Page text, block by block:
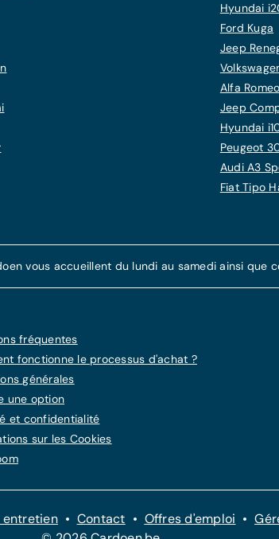
Hyundai
Ford Kuga
Jeep
Alfa
Jeep
Hyundai
Peugeot
Audi A3
Fiat Tipo
vous accueillent du lundi au samedi ainsi que
fréquentes
fonctionne le processus d'achat ?
générales
une option
et confidentialité
sur les Cookies
entretien Contact Offres d'emploi